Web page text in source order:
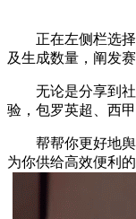
正在左侧栏选择AI
及生成数量，阐发
无论是分享到社
验，包罗英超、西
帮帮你更好地舆
为你供给高效便利